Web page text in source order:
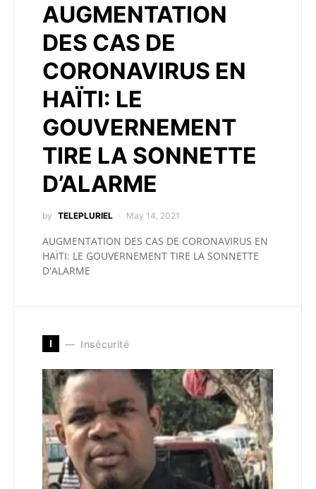
AUGMENTATION
DES CAS DE
CORONAVIRUS EN
HAÏTI: LE
GOUVERNEMENT
TIRE LA SONNETTE
D’ALARME
by TELEPLURIEL May 14, 2021
AUGMENTATION DES CAS DE CORONAVIRUS EN
HAÏTI: LE GOUVERNEMENT TIRE LA SONNETTE
D'ALARME
I Insécurité